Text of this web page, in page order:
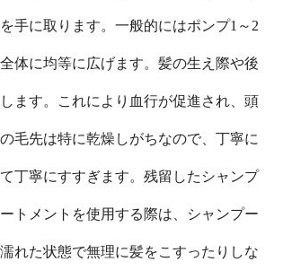
手に取ります。一般的にはポンプ1～2
体に均等に広げます。髪の生え際や後
ます。これにより血行が促進され、頭
毛先は特に乾燥しがちなので、丁寧に
丁寧にすすぎます。残留したシャンプ
トメントを使用する際は、シャンプー
れた状態で無理に髪をこすったりしな